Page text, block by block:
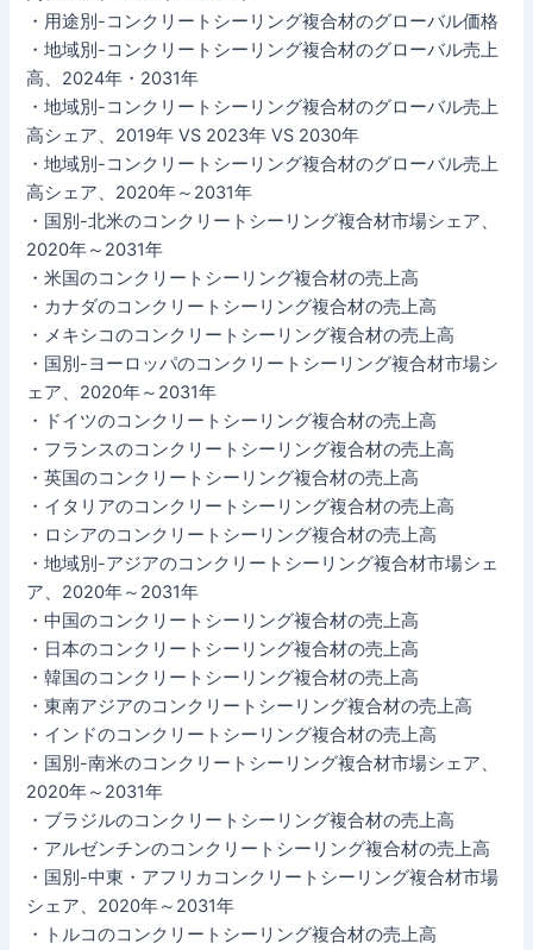
・用途別-コンクリートシーリング複合材のグローバル価格
・地域別-コンクリートシーリング複合材のグローバル売上
高、2024年・2031年
・地域別-コンクリートシーリング複合材のグローバル売上
高シェア、2019年 VS 2023年 VS 2030年
・地域別-コンクリートシーリング複合材のグローバル売上
高シェア、2020年～2031年
・国別-北米のコンクリートシーリング複合材市場シェア、
2020年～2031年
・米国のコンクリートシーリング複合材の売上高
・カナダのコンクリートシーリング複合材の売上高
・メキシコのコンクリートシーリング複合材の売上高
・国別-ヨーロッパのコンクリートシーリング複合材市場シ
ェア、2020年～2031年
・ドイツのコンクリートシーリング複合材の売上高
・フランスのコンクリートシーリング複合材の売上高
・英国のコンクリートシーリング複合材の売上高
・イタリアのコンクリートシーリング複合材の売上高
・ロシアのコンクリートシーリング複合材の売上高
・地域別-アジアのコンクリートシーリング複合材市場シェ
ア、2020年～2031年
・中国のコンクリートシーリング複合材の売上高
・日本のコンクリートシーリング複合材の売上高
・韓国のコンクリートシーリング複合材の売上高
・東南アジアのコンクリートシーリング複合材の売上高
・インドのコンクリートシーリング複合材の売上高
・国別-南米のコンクリートシーリング複合材市場シェア、
2020年～2031年
・ブラジルのコンクリートシーリング複合材の売上高
・アルゼンチンのコンクリートシーリング複合材の売上高
・国別-中東・アフリカコンクリートシーリング複合材市場
シェア、2020年～2031年
・トルコのコンクリートシーリング複合材の売上高